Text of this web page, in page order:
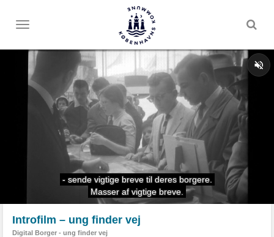
Toggle
Introfilm – ung finder vej
Digital Borger - ung finder vej